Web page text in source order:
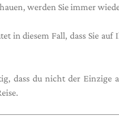
werden Sie immer
in diesem Fall, dass Sie
dass du nicht der Einzige